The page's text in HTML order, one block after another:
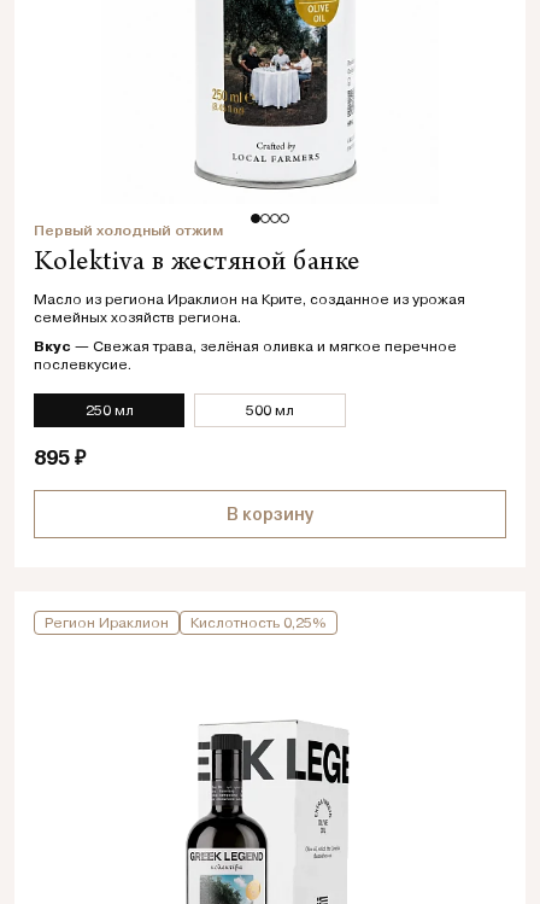
Первый холодный отжим
Kolektiva в жестяной банке
Масло из региона Ираклион на Крите, созданное из урожая
семейных хозяйств региона.
Вкус — Свежая трава, зелёная оливка и мягкое перечное
послевкусие.
250 мл 500 мл
895 ₽
В корзину
Регион Ираклион Кислотность 0,25%